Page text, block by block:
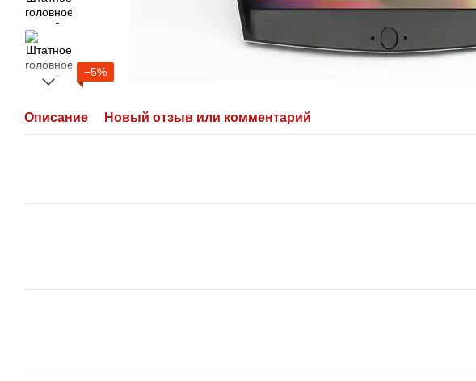
−5%
Описание Новый отзыв или комментарий